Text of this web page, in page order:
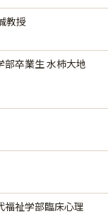
教授
部卒業生 水柿大地
福祉学部臨床心理